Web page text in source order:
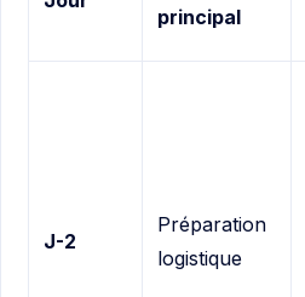
principal
J-2
Préparation
logistique